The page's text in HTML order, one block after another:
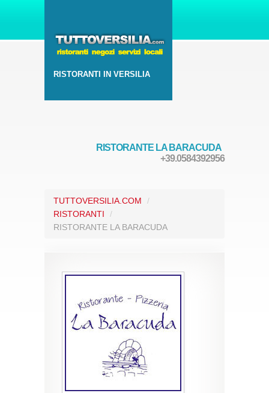
RISTORANTI IN VERSILIA
RISTORANTE LA BARACUDA
+39.0584392956
TUTTOVERSILIA.COM
/
RISTORANTI
/
RISTORANTE LA BARACUDA